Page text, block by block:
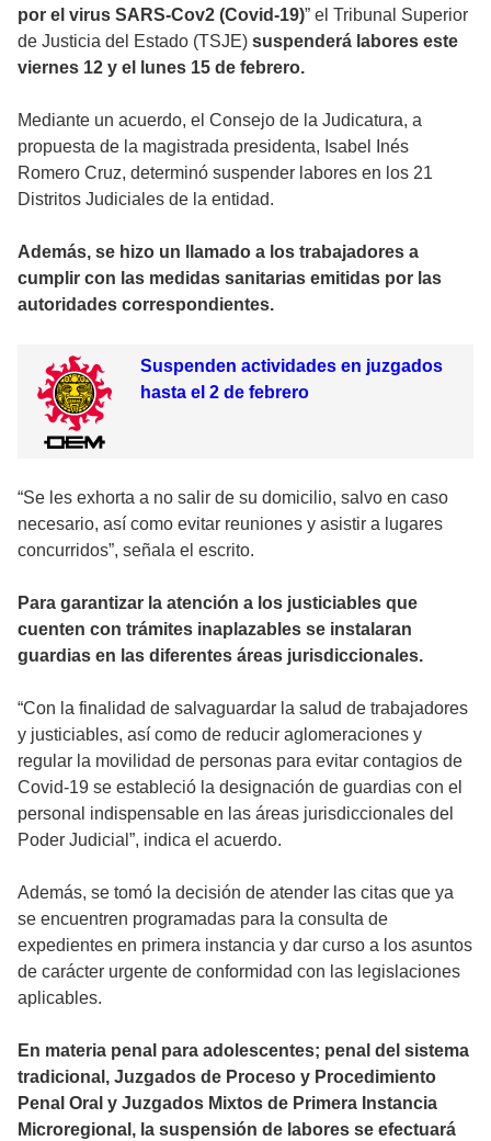
por el virus SARS-Cov2 (Covid-19)” el Tribunal Superior
de Justicia del Estado (TSJE) suspenderá labores este
viernes 12 y el lunes 15 de febrero.
Mediante un acuerdo, el Consejo de la Judicatura, a
propuesta de la magistrada presidenta, Isabel Inés
Romero Cruz, determinó suspender labores en los 21
Distritos Judiciales de la entidad.
Además, se hizo un llamado a los trabajadores a
cumplir con las medidas sanitarias emitidas por las
autoridades correspondientes.
Suspenden actividades en juzgados
hasta el 2 de febrero
“Se les exhorta a no salir de su domicilio, salvo en caso
necesario, así como evitar reuniones y asistir a lugares
concurridos”, señala el escrito.
Para garantizar la atención a los justiciables que
cuenten con trámites inaplazables se instalaran
guardias en las diferentes áreas jurisdiccionales.
“Con la finalidad de salvaguardar la salud de trabajadores
y justiciables, así como de reducir aglomeraciones y
regular la movilidad de personas para evitar contagios de
Covid-19 se estableció la designación de guardias con el
personal indispensable en las áreas jurisdiccionales del
Poder Judicial”, indica el acuerdo.
Además, se tomó la decisión de atender las citas que ya
se encuentren programadas para la consulta de
expedientes en primera instancia y dar curso a los asuntos
de carácter urgente de conformidad con las legislaciones
aplicables.
En materia penal para adolescentes; penal del sistema
tradicional, Juzgados de Proceso y Procedimiento
Penal Oral y Juzgados Mixtos de Primera Instancia
Microregional, la suspensión de labores se efectuará